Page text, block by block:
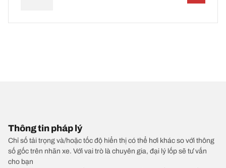
Thông tin pháp lý
Chỉ số tải trọng và/hoặc tốc độ hiển thị có thể hơi khác so với thông
số gốc trên nhãn xe. Với vai trò là chuyên gia, đại lý lốp sẽ tư vấn
cho bạn